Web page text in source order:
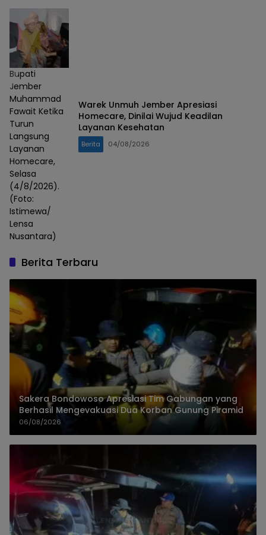
Bupati
Jember
Muhammad
Fawait Ketika
Turun
Langsung
Layanan
Homecare,
Selasa
(4/8/2026).
(Foto:
Istimewa/
Lensa
Nusantara)
Warek Unmuh Jember Apresiasi
Homecare, Dinilai Wujud Keadilan
Layanan Kesehatan
Berita 04/08/2026
Berita Terbaru
Sakera Bondowoso Apresiasi Tim Gabungan yang
Berhasil Mengevakuasi Dua Korban Gunung Piramid
06/08/2026